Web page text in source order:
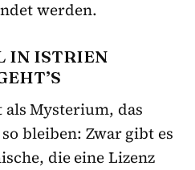
werden.
IN ISTRIEN
Mysterium, das
bleiben: Zwar gibt es
die eine Lizenz